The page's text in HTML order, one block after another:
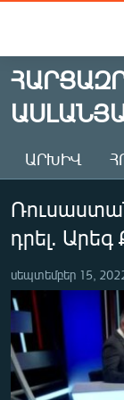
Անցնել
հիմնական
բովանդակությանը
հիմնական
ԱԶԱՏՈՒԹՅՈՒՆ
ՀԱՅԱՍՏԱՆ
ՔԱՂԱՔԱԿԱՆ
ԻՐԱՎՈՒՆՔ
ՏՆՏԵՍՈՒԹՅՈՒՆ
ՂԱՐԱԲԱՂ
ՊԱՏԵՐԱԶՄԻ 6
ՏԱՐԱԾԱՇՐՋԱՆ
ԱՐԽԻՎ
դրել. Արեգ
սեպտեմբեր 15,